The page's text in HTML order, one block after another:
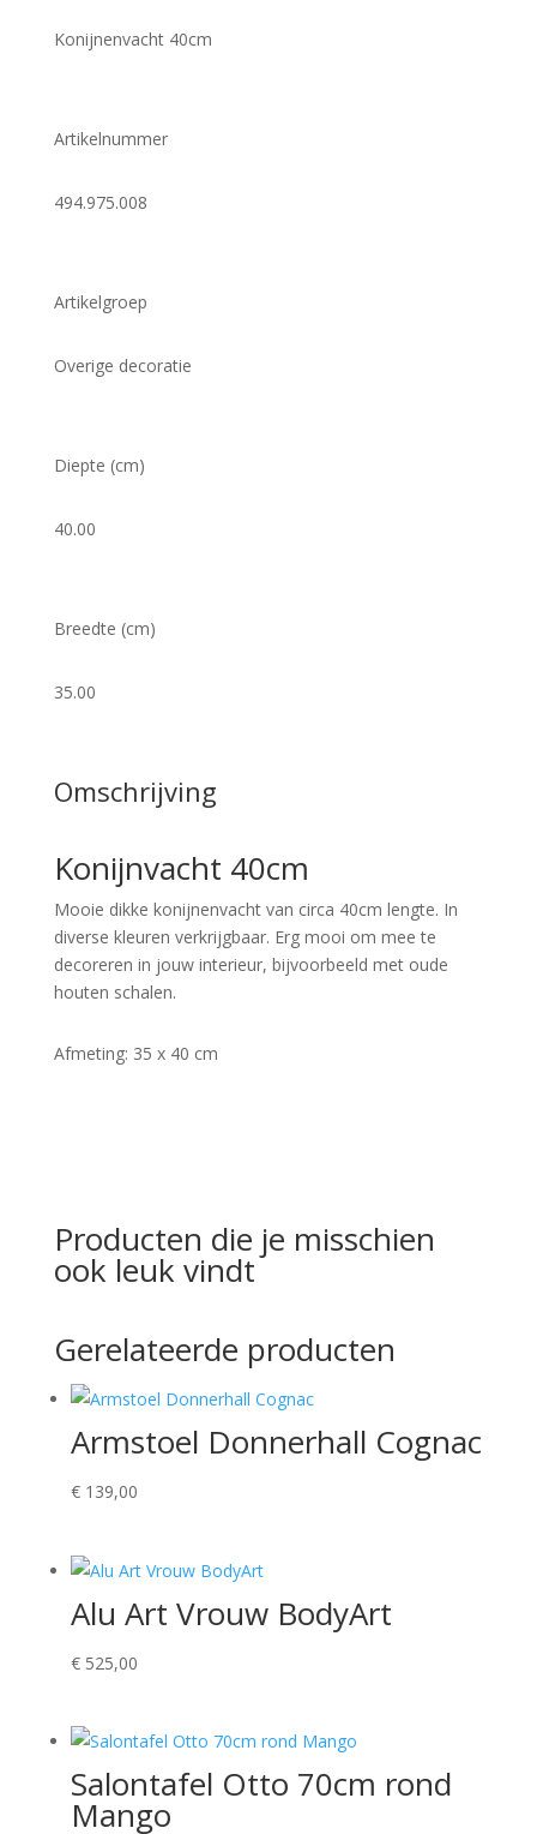
Konijnenvacht 40cm
Artikelnummer
494.975.008
Artikelgroep
Overige decoratie
Diepte (cm)
40.00
Breedte (cm)
35.00
Omschrijving
Konijnvacht 40cm
Mooie dikke konijnenvacht van circa 40cm lengte. In
diverse kleuren verkrijgbaar. Erg mooi om mee te
decoreren in jouw interieur, bijvoorbeeld met oude
houten schalen.
Afmeting: 35 x 40 cm
Producten die je misschien
ook leuk vindt
Gerelateerde producten
Armstoel Donnerhall Cognac
€139,00
Alu Art Vrouw BodyArt
€525,00
Salontafel Otto 70cm rond
Mango